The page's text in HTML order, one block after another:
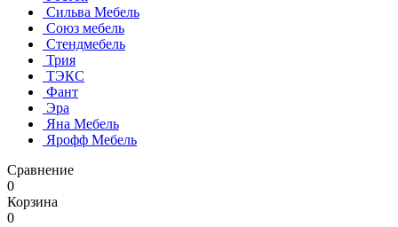
Сильва Мебель
Союз мебель
Стендмебель
Трия
ТЭКС
Фант
Эра
Яна Мебель
Ярофф Мебель
Сравнение
0
Корзина
0